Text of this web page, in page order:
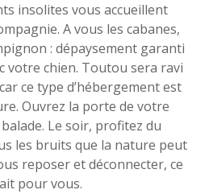
insolites vous accueillent
A vous les cabanes,
: dépaysement garanti
votre chien. Toutou sera ravi
ce type d’hébergement est
Ouvrez la porte de votre
Le soir, profitez du
les bruits que la nature peut
reposer et déconnecter, ce
pour vous.